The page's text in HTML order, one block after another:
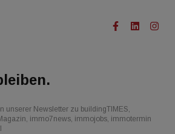
unserer Newsletter zu buildingTIMES,
immo7news, immojobs, immotermin